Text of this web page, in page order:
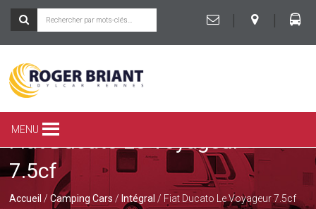
|
|
ROGER
BRIANT
SPÉCIALISTE
CAR
DE
MENU
Fiat Ducato Le Voyageur
7.5cf
Accueil /Camping Cars / Intégral / Fiat Ducato Le Voyageur 7.5cf